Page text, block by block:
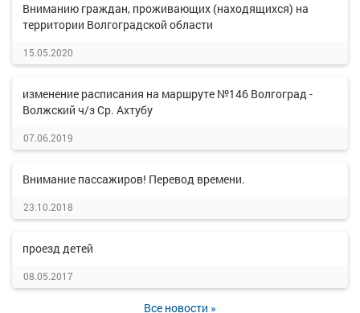
Вниманию граждан, проживающих (находящихся) на
территории Волгоградской области
15.05.2020
изменение расписания на маршруте №146 Волгоград -
Волжский ч/з Ср. Ахтубу
07.06.2019
Внимание пассажиров! Перевод времени.
23.10.2018
проезд детей
08.05.2017
Все новости »